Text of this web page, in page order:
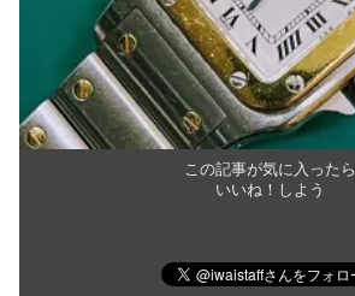
この記事が気に入ったら
いいね！しよう